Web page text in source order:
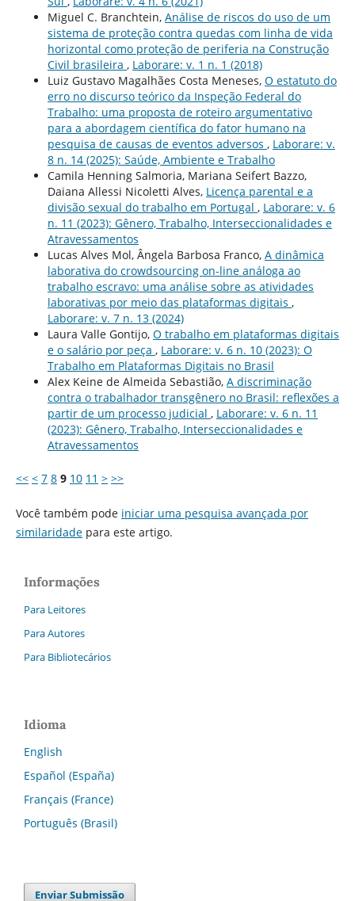
Miguel C. Branchtein, Análise de riscos do uso de um
sistema de proteção contra quedas com linha de vida
horizontal como proteção de periferia na Construção
Civil brasileira , Laborare: v. 1 n. 1 (2018)
Luiz Gustavo Magalhães Costa Meneses, O estatuto do
erro no discurso teórico da Inspeção Federal do
Trabalho: uma proposta de roteiro argumentativo
para a abordagem científica do fator humano na
pesquisa de causas de eventos adversos , Laborare: v.
8 n. 14 (2025): Saúde, Ambiente e Trabalho
Camila Henning Salmoria, Mariana Seifert Bazzo,
Daiana Allessi Nicoletti Alves, Licença parental e a
divisão sexual do trabalho em Portugal , Laborare: v. 6
n. 11 (2023): Gênero, Trabalho, Interseccionalidades e
Atravessamentos
Lucas Alves Mol, Ângela Barbosa Franco, A dinâmica
laborativa do crowdsourcing on-line análoga ao
trabalho escravo: uma análise sobre as atividades
laborativas por meio das plataformas digitais ,
Laborare: v. 7 n. 13 (2024)
Laura Valle Gontijo, O trabalho em plataformas digitais
e o salário por peça , Laborare: v. 6 n. 10 (2023): O
Trabalho em Plataformas Digitais no Brasil
Alex Keine de Almeida Sebastião, A discriminação
contra o trabalhador transgênero no Brasil: reflexões a
partir de um processo judicial , Laborare: v. 6 n. 11
(2023): Gênero, Trabalho, Interseccionalidades e
Atravessamentos
<< < 7 8 9 10 11 > >>
Você também pode iniciar uma pesquisa avançada por
similaridadepara este artigo.
Informações
Para Leitores
Para Autores
Para Bibliotecários
Idioma
English
Español (España)
Français (France)
Português (Brasil)
Enviar Submissão